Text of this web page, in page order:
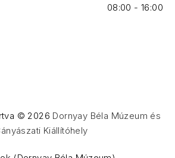
08:00 - 16:00
© 2026 Dornyay Béla Múzeum és
Kiállítóhely